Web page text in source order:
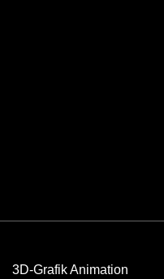
3D-Grafik Animation